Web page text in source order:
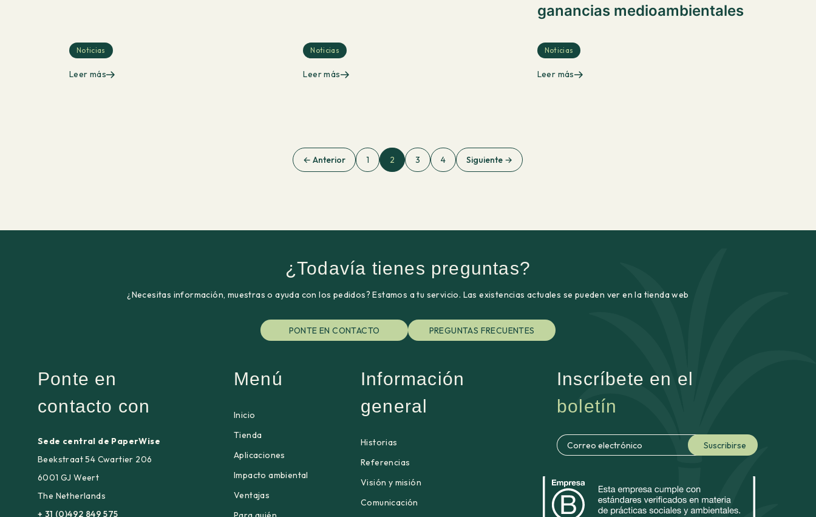
Noticias
Leer más
Noticias
Leer más
ganancias medioambientales
Noticias
Leer más
← Anterior 1 2 3 4 Siguiente →
¿Todavía tienes preguntas?
¿Necesitas información, muestras o ayuda con los pedidos? Estamos a tu servicio. Las existencias actuales se pueden ver en la tienda web
PONTE EN CONTACTO PREGUNTAS FRECUENTES
Ponte en
contacto con
Sede central de PaperWise
Beekstraat 54 Cwartier 206
6001 GJ Weert
The Netherlands
+ 31 (0)492 849 575
Menú
Inicio
Tienda
Aplicaciones
Impacto ambiental
Ventajas
Información
general
Historias
Referencias
Visión y misión
Comunicación
Inscríbete en el
boletín